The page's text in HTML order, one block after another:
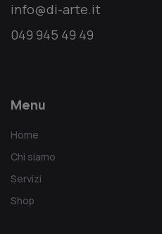
info@di-arte.it
049 945 49 49
Menu
Home
Chi siamo
Servizi
Shop